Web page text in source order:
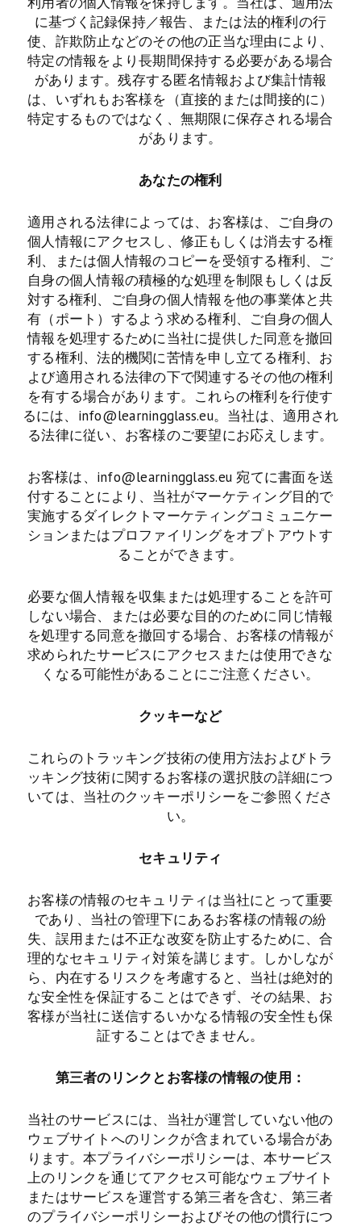
に基づく記録保持／報告、または法的権利の行
使、詐欺防止などのその他の正当な理由により、
特定の情報をより長期間保持する必要がある場合
があります。残存する匿名情報および集計情報
は、いずれもお客様を（直接的または間接的に）
特定するものではなく、無期限に保存される場合
があります。
あなたの権利
適用される法律によっては、お客様は、ご自身の
個人情報にアクセスし、修正もしくは消去する権
利、または個人情報のコピーを受領する権利、ご
自身の個人情報の積極的な処理を制限もしくは反
対する権利、ご自身の個人情報を他の事業体と共
有（ポート）するよう求める権利、ご自身の個人
情報を処理するために当社に提供した同意を撤回
する権利、法的機関に苦情を申し立てる権利、お
よび適用される法律の下で関連するその他の権利
を有する場合があります。これらの権利を行使す
るには、info@learningglass.eu。当社は、適用され
る法律に従い、お客様のご要望にお応えします。
お客様は、info@learningglass.eu 宛てに書面を送
付することにより、当社がマーケティング目的で
実施するダイレクトマーケティングコミュニケー
ションまたはプロファイリングをオプトアウトす
ることができます。
必要な個人情報を収集または処理することを許可
しない場合、または必要な目的のために同じ情報
を処理する同意を撤回する場合、お客様の情報が
求められたサービスにアクセスまたは使用できな
くなる可能性があることにご注意ください。
クッキーなど
これらのトラッキング技術の使用方法およびトラ
ッキング技術に関するお客様の選択肢の詳細につ
いては、当社のクッキーポリシーをご参照くださ
い。
セキュリティ
お客様の情報のセキュリティは当社にとって重要
であり、当社の管理下にあるお客様の情報の紛
失、誤用または不正な改変を防止するために、合
理的なセキュリティ対策を講じます。しかしなが
ら、内在するリスクを考慮すると、当社は絶対的
な安全性を保証することはできず、その結果、お
客様が当社に送信するいかなる情報の安全性も保
証することはできません。
第三者のリンクとお客様の情報の使用：
当社のサービスには、当社が運営していない他の
ウェブサイトへのリンクが含まれている場合があ
ります。本プライバシーポリシーは、本サービス
上のリンクを通じてアクセス可能なウェブサイト
またはサービスを運営する第三者を含む、第三者
のプライバシーポリシーおよびその他の慣行につ